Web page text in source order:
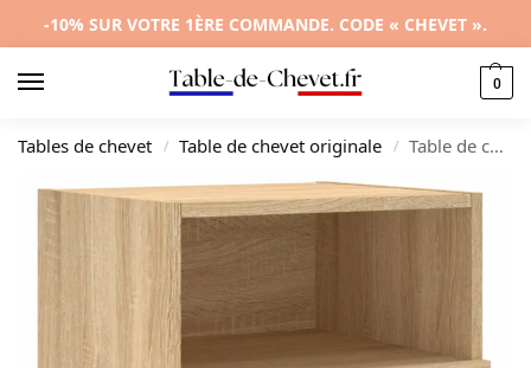
-10% SUR VOTRE 1ÈRE COMMANDE. CODE « CHEVET ».
0
Tables de chevet / Table de chevet originale / Table de chevet bois design moderne transparent, 40x35x47.5cm